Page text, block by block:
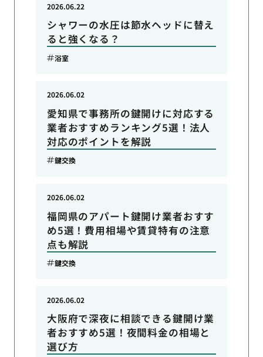
シャワーの水圧は節水ヘッドに替え
ると強くなる？
2026.06.22
浴室
愛知県で事務所の鍵開けに対応する
業者おすすめランキング5選！法人
対応のポイントを解説
2026.06.02
鍵交換
福岡県のアパート鍵開け業者おすす
め5選！費用相場や賃貸特有の注意
点も解説
2026.06.02
鍵交換
大阪府で深夜に相談できる鍵開け業
者おすすめ5選！夜間料金の相場と
選び方
2026.06.02